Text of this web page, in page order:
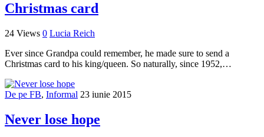
Christmas card
24 Views 0 Lucia Reich
Ever since Grandpa could remember, he made sure to send a
Christmas card to his king/queen. So naturally, since 1952,…
De pe FB, Informal 23 iunie 2015
Never lose hope